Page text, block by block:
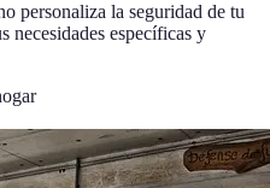
personaliza la seguridad de tu
necesidades específicas y